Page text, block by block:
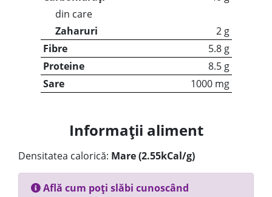
din care
Zaharuri
2 g
Fibre
5.8 g
Proteine
8.5 g
Sare
1000 mg
Informații aliment
Densitatea calorică: Mare (2.55kCal/g)
Află cum poți slăbi cunoscând